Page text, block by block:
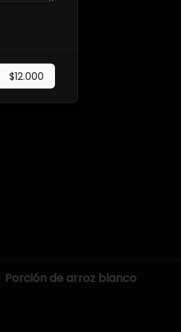
Porción de arroz blanco
$12.000